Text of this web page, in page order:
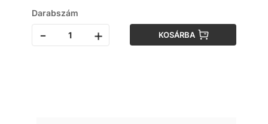
Darabszám
- + KOSÁRBA